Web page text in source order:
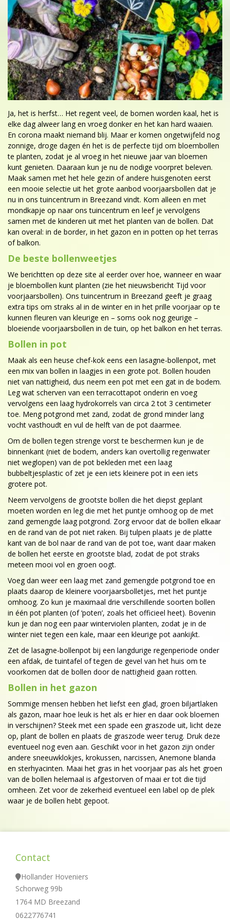
Ja, het is herfst… Het regent veel, de bomen worden kaal, het is
elke dag alweer lang en vroeg donker en het kan hard waaien.
En corona maakt niemand blij. Maar er komen ongetwijfeld nog
zonnige, droge dagen én het is de perfecte tijd om bloembollen
te planten, zodat je al vroeg in het nieuwe jaar van bloemen
kunt genieten. Daaraan kun je nu de nodige voorpret beleven.
Maak samen met het hele gezin of andere huisgenoten eerst
een mooie selectie uit het grote aanbod voorjaarsbollen dat je
nu in ons tuincentrum in Breezand vindt. Kom alleen en met
mondkapje op naar ons tuincentrum en leef je vervolgens
samen met de kinderen uit met het planten van de bollen. Dat
kan overal: in de border, in het gazon en in potten op het terras
of balkon.
De beste bollenweetjes
We berichtten op deze site al eerder over hoe, wanneer en waar
je bloembollen kunt planten (zie het nieuwsbericht Tijd voor
voorjaarsbollen). Ons tuincentrum in Breezand geeft je graag
extra tips om straks al in de winter en in het prille voorjaar op te
kunnen fleuren van kleurige en – soms ook nog geurige –
bloeiende voorjaarsbollen in de tuin, op het balkon en het terras.
Bollen in pot
Maak als een heuse chef-kok eens een lasagne-bollenpot, met
een mix van bollen in laagjes in een grote pot. Bollen houden
niet van nattigheid, dus neem een pot met een gat in de bodem.
Leg wat scherven van een terracottapot onderin en voeg
vervolgens een laag hydrokorrels van circa 2 tot 3 centimeter
toe. Meng potgrond met zand, zodat de grond minder lang
vocht vasthoudt en vul de helft van de pot daarmee.
Om de bollen tegen strenge vorst te beschermen kun je de
binnenkant (niet de bodem, anders kan overtollig regenwater
niet weglopen) van de pot bekleden met een laag
bubbeltjesplastic of zet je een iets kleinere pot in een iets
grotere pot.
Neem vervolgens de grootste bollen die het diepst geplant
moeten worden en leg die met het puntje omhoog op de met
zand gemengde laag potgrond. Zorg ervoor dat de bollen elkaar
en de rand van de pot niet raken. Bij tulpen plaats je de platte
kant van de bol naar de rand van de pot toe, want daar maken
de bollen het eerste en grootste blad, zodat de pot straks
meteen mooi vol en groen oogt.
Voeg dan weer een laag met zand gemengde potgrond toe en
plaats daarop de kleinere voorjaarsbolletjes, met het puntje
omhoog. Zo kun je maximaal drie verschillende soorten bollen
in één pot planten (of ‘poten’, zoals het officieel heet). Bovenin
kun je dan nog een paar winterviolen planten, zodat je in de
winter niet tegen een kale, maar een kleurige pot aankijkt.
Zet de lasagne-bollenpot bij een langdurige regenperiode onder
een afdak, de tuintafel of tegen de gevel van het huis om te
voorkomen dat de bollen door de nattigheid gaan rotten.
Bollen in het gazon
Sommige mensen hebben het liefst een glad, groen biljartlaken
als gazon, maar hoe leuk is het als er hier en daar ook bloemen
in verschijnen? Steek met een spade een graszode uit, licht deze
op, plant de bollen en plaats de graszode weer terug. Druk deze
eventueel nog even aan. Geschikt voor in het gazon zijn onder
andere sneeuwklokjes, krokussen, narcissen, Anemone blanda
en sterhyacinten. Maai het gras in het voorjaar pas als het groen
van de bollen helemaal is afgestorven of maai er tot die tijd
omheen. Zet voor de zekerheid eventueel een label op de plek
waar je de bollen hebt gepoot.
Contact
Hollander Hoveniers
Schorweg 99b
1764 MD Breezand
0622776741